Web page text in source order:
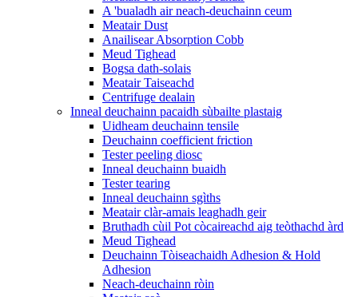
A 'bualadh air neach-deuchainn ceum
Meatair Dust
Anailisear Absorption Cobb
Meud Tighead
Bogsa dath-solais
Meatair Taiseachd
Centrifuge dealain
Inneal deuchainn pacaidh sùbailte plastaig
Uidheam deuchainn tensile
Deuchainn coefficient friction
Tester peeling diosc
Inneal deuchainn buaidh
Tester tearing
Inneal deuchainn sgìths
Meatair clàr-amais leaghadh geir
Bruthadh cùil Pot còcaireachd aig teòthachd àrd
Meud Tighead
Deuchainn Tòiseachaidh Adhesion & Hold
Adhesion
Neach-deuchainn ròin